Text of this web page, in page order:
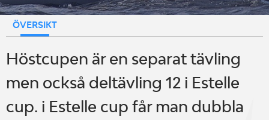
ÖVERSIKT
Höstcupen är en separat tävling
men också deltävling 12 i Estelle
cup. i Estelle cup får man dubbla